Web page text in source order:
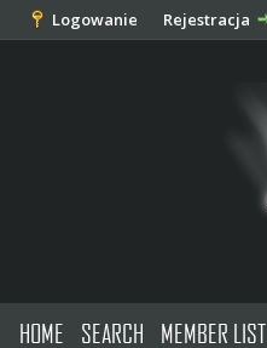
Logowanie Rejestracja
HOME SEARCH MEMBER LIST